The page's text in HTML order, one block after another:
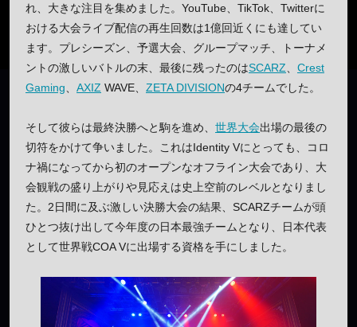
れ、大きな注目を集めました。YouTube、TikTok、Twitterに
おける大会ライブ配信の再生回数は1億回近くにも達してい
ます。プレシーズン、予選大会、グループマッチ、トーナメ
ントの激しいバトルの末、最後に残ったのはSCARZ
Crest
Gaming
AXIZ WAVE、 ZETA DIVISIONの4チームでした。
そして彼らは最終決勝へと駒を進め、 世界大会出場の最後の
切符をかけて争いました。これはIdentity Vにとっても、コロ
ナ禍になってから初のオープンなオフライン大会であり、大
会観戦の盛り上がりや見応えは史上空前のレベルとなりまし
た。2日間に及ぶ激しい決勝大会の結果、SCARZチームが頭
ひとつ抜け出して今年度の日本最強チームとなり、日本代表
として世界戦COA Vに出場する資格を手にしました。